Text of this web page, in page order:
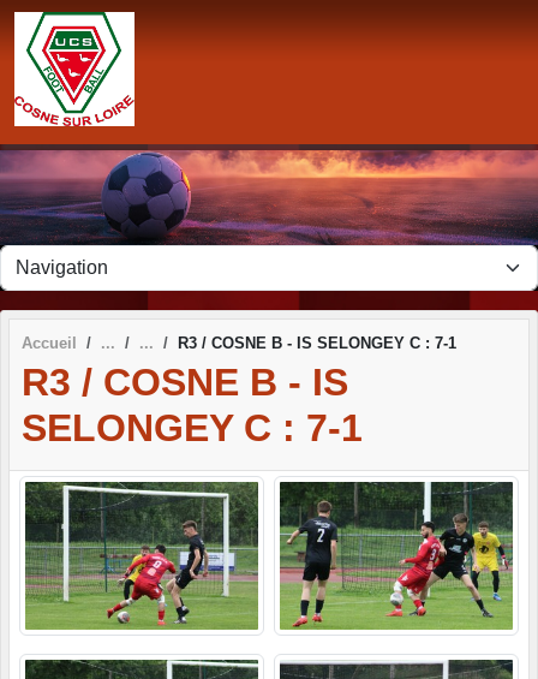
Accueil R3 / COSNE B - IS SELONGEY C : 7-1
R3 / COSNE B - IS
SELONGEY C : 7-1
Panneau de gestion des cookies